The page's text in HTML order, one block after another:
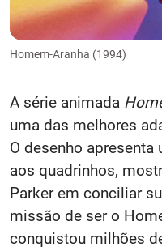
Homem-Aranha (1994)
A série animada
uma das melhores
O desenho
aos quadrinhos,
Parker em conciliar
missão de ser o
conquistou milhões